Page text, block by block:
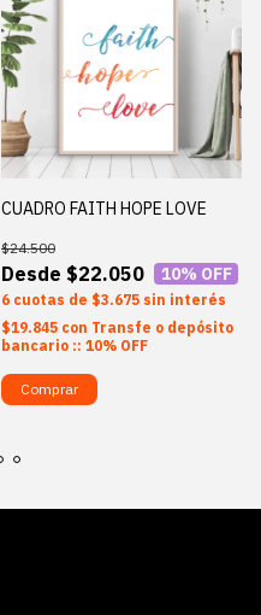
CUADRO FAITH HOPE LOVE
$22.050
$24.500
10% OFF
6 $3.675 sin interés
$19.845 con Transfe o depósito
bancario :: 10% OFF
Comprar